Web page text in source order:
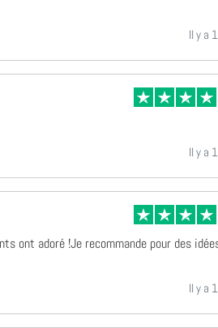
Il y a
Il y a
ont adoré !Je recommande pour des
Il y a
Parfait ras